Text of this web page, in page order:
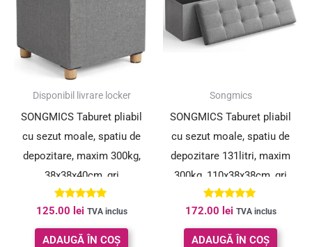
Disponibil livrare locker
SONGMICS Taburet pliabil
cu sezut moale, spatiu de
depozitare, maxim 300kg,
38x38x40cm, gri
Evaluat la
5.00
din 5
125.00 lei TVA inclus
ADAUGĂ ÎN COȘ
Songmics
SONGMICS Taburet pliabil
cu sezut moale, spatiu de
depozitare 131litri, maxim
300kg, 110x38x38cm, gri
Evaluat la
5.00
din 5
172.00 lei TVA inclus
ADAUGĂ ÎN COȘ